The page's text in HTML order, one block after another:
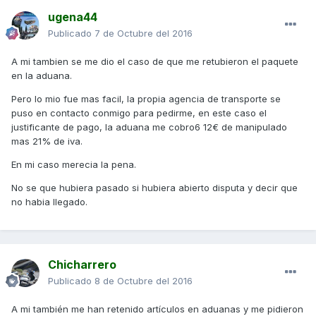
ugena44
Publicado 7 de Octubre del 2016
A mi tambien se me dio el caso de que me retubieron el paquete
en la aduana.
Pero lo mio fue mas facil, la propia agencia de transporte se
puso en contacto conmigo para pedirme, en este caso el
justificante de pago, la aduana me cobro6 12€ de manipulado
mas 21% de iva.
En mi caso merecia la pena.
No se que hubiera pasado si hubiera abierto disputa y decir que
no habia llegado.
Chicharrero
Publicado 8 de Octubre del 2016
A mi también me han retenido artículos en aduanas y me pidieron